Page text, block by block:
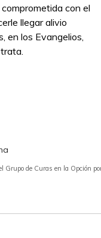
con el
llegar alivio
en los Evangelios,
Grupo de Curas en la Opción